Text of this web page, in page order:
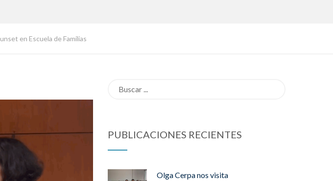
en Escuela de Familias
PUBLICACIONES RECIENTES
Olga Cerpa nos visita